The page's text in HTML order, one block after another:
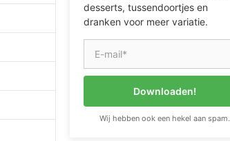
desserts, tussendoortjes en
dranken voor meer variatie.
Downloaden!
Wij hebben ook een hekel aan spam.